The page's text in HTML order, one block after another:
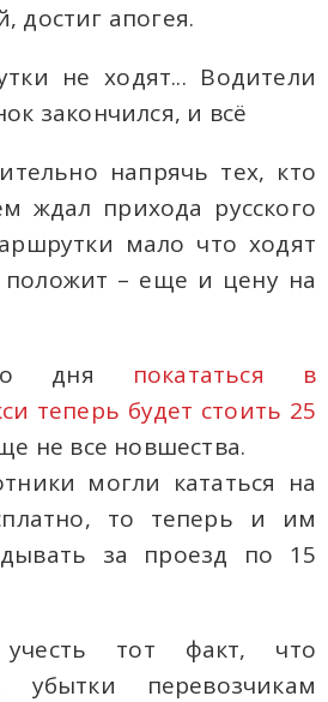
достиг апогея.
напрячь тех, кто
ждал прихода русского
мало что ходят
положит – еще и цену на
дня покататься в
теперь будет стоить 25
не все новшества.
могли кататься на
то теперь и им
за проезд по 15
тот факт, что
убытки перевозчикам